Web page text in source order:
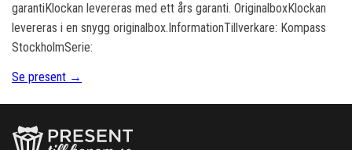
garantiKlockan levereras med ett års garanti. OriginalboxKlockan
levereras i en snygg originalbox.InformationTillverkare: Kompass
StockholmSerie:
Se present →